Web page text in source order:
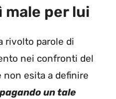
male per lui
rivolto parole di
nei confronti del
non esita a definire
un tale